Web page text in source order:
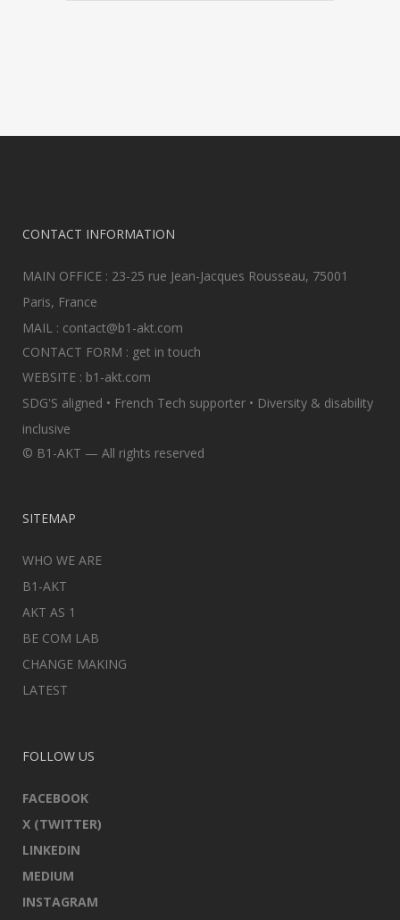
CONTACT INFORMATION
MAIN OFFICE : 23-25 rue Jean-Jacques Rousseau, 75001
Paris, France
MAIL : contact@b1-akt.com
CONTACT FORM : get in touch
WEBSITE : b1-akt.com
SDG'S aligned • French Tech supporter • Diversity & disability
inclusive
© B1-AKT — All rights reserved
SITEMAP
WHO WE ARE
B1-AKT
AKT AS 1
BE COM LAB
CHANGE MAKING
LATEST
FOLLOW US
FACEBOOK
X (TWITTER)
LINKEDIN
MEDIUM
INSTAGRAM